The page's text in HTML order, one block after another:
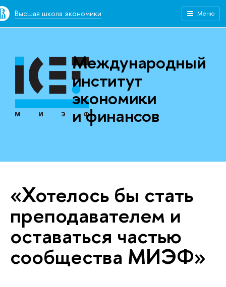
Высшая школа экономики Меню
Международный
институт
экономики
и финансов
«Хотелось бы стать
преподавателем и
оставаться частью
сообщества МИЭФ»